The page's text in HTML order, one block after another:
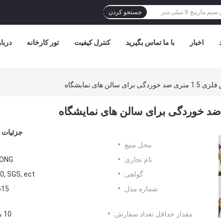
جستجو کردن
تور کارخانه کنترل کیفیت با ما تماس بگیرید اخبار
های نمایشگاه
محل منبع:
نام تجاری:
گواهی:
SGS, ect
شماره مدل:
مقدار حداقل تعداد سفارش:
10 متر مربع